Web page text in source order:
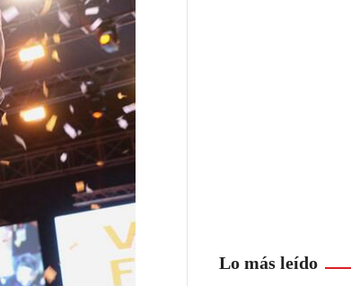
Lo más leído